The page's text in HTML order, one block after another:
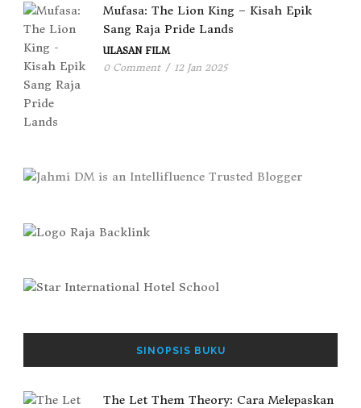
Mufasa: The Lion King – Kisah Epik
Sang Raja Pride Lands
ULASAN FILM
0 Comment / 12 Jan 2025
SINOPSIS BUKU
The Let Them Theory: Cara Melepaskan